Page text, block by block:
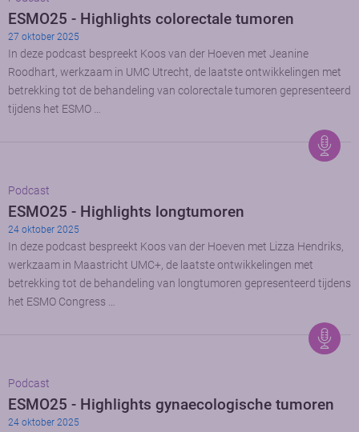
ESMO25 - Highlights colorectale tumoren
27 oktober 2025
In deze podcast bespreekt Koos van der Hoeven met Jeanine
Roodhart, werkzaam in UMC Utrecht, de laatste ontwikkelingen met
betrekking tot de behandeling van colorectale tumoren gepresenteerd
tijdens het ESMO …
Podcast
ESMO25 - Highlights longtumoren
24 oktober 2025
In deze podcast bespreekt Koos van der Hoeven met Lizza Hendriks,
werkzaam in Maastricht UMC+, de laatste ontwikkelingen met
betrekking tot de behandeling van longtumoren gepresenteerd tijdens
het ESMO Congress …
Podcast
ESMO25 - Highlights gynaecologische tumoren
24 oktober 2025